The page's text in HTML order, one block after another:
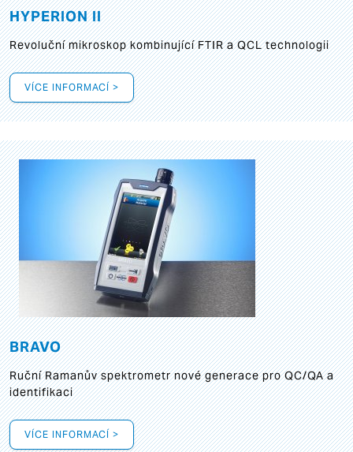
HYPERION II
Revoluční mikroskop kombinující FTIR a QCL technologii
VÍCE INFORMACÍ >
BRAVO
Ruční Ramanův spektrometr nové generace pro QC/QA a
identifikaci
VÍCE INFORMACÍ >